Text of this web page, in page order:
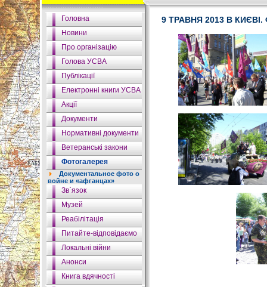
Головна
Новини
Про організацію
Голова УСВА
Публікації
Електронні книги УСВА
Акції
Документи
Нормативні документи
Ветеранські закони
Фотогалерея
Документальное фото о
войне и «афганцах»
Зв`язок
Музей
Реабілітація
Питайте-відповідаємо
Локальні війни
Анонси
Книга вдячності
9 ТРАВНЯ 2013 В